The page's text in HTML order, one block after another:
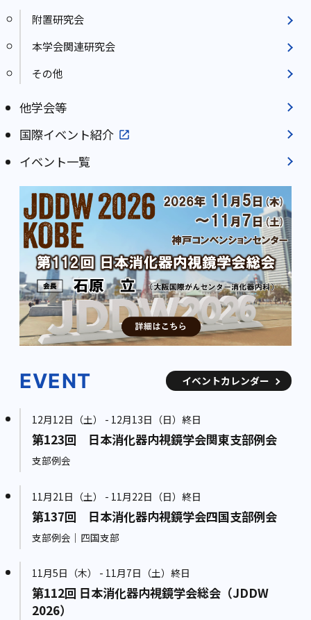
附置研究会
本学会関連研究会
その他
他学会等
国際イベント紹介
イベント一覧
EVENT イベントカレンダー
12月12日（土） - 12月13日（日）終日
第123回 日本消化器内視鏡学会関東支部例会
支部例会
11月21日（土） - 11月22日（日）終日
第137回 日本消化器内視鏡学会四国支部例会
支部例会｜四国支部
11月5日（木） - 11月7日（土）終日
第112回 日本消化器内視鏡学会総会（JDDW
2026）